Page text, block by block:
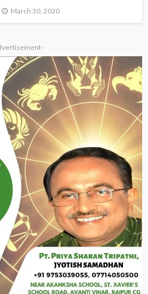
March 30, 2020
-